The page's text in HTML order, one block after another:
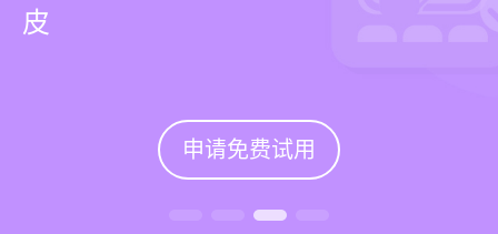
有效提升运营管理效率45%
申请免费试用
高效
申请免费试用
皮
申请免费试用
费
申请免费试用